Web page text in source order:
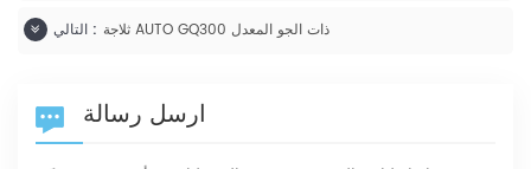
التالي : ثلاجة AUTO GQ300 ذات الجو المعدل
ارسل رسالة